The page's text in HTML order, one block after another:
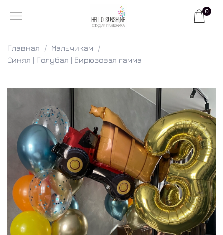
0
Главная
Мальчикам
Синяя | Голубая | Бирюзовая гамма